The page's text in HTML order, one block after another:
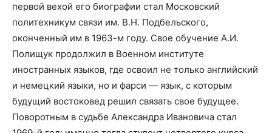
первой вехой его биографии стал Московский
политехникум связи им. В.Н. Подбельского,
оконченный им в 1963-м году. Свое обучение А.И.
Полищук продолжил в Военном институте
иностранных языков, где освоил не только английский
и немецкий языки, но и фарси — язык, с которым
будущий востоковед решил связать свое будущее.
Поворотным в судьбе Александра Ивановича стал